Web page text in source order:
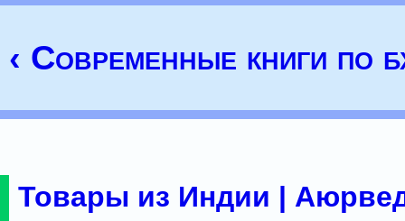
‹ Современные книги по
Товары из Индии |